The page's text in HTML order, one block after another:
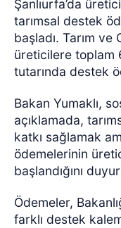
Şanlıurfa’da
tarımsal destek
başladı. Tarım ve
üreticilere toplam
tutarında destek
Bakan Yumaklı,
açıklamada,
katkı sağlamak
ödemelerinin
başlandığını
Ödemeler,
farklı destek